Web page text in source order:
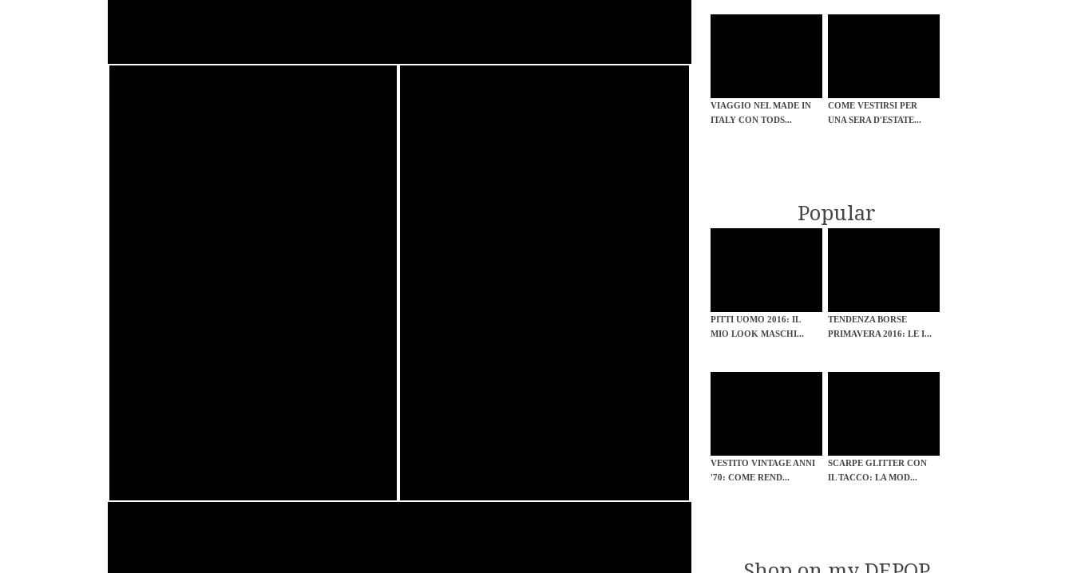
VIAGGIO NEL MADE IN
ITALY CON TODS...
COME VESTIRSI PER
UNA SERA D'ESTATE...
Popular
PITTI UOMO 2016: IL
MIO LOOK MASCHI...
TENDENZA BORSE
PRIMAVERA 2016: LE I...
VESTITO VINTAGE ANNI
'70: COME REND...
SCARPE GLITTER CON
IL TACCO: LA MOD...